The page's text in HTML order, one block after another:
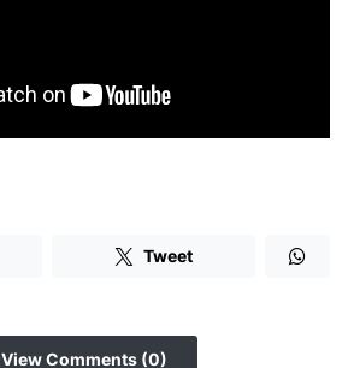
Tweet
View Comments (0)